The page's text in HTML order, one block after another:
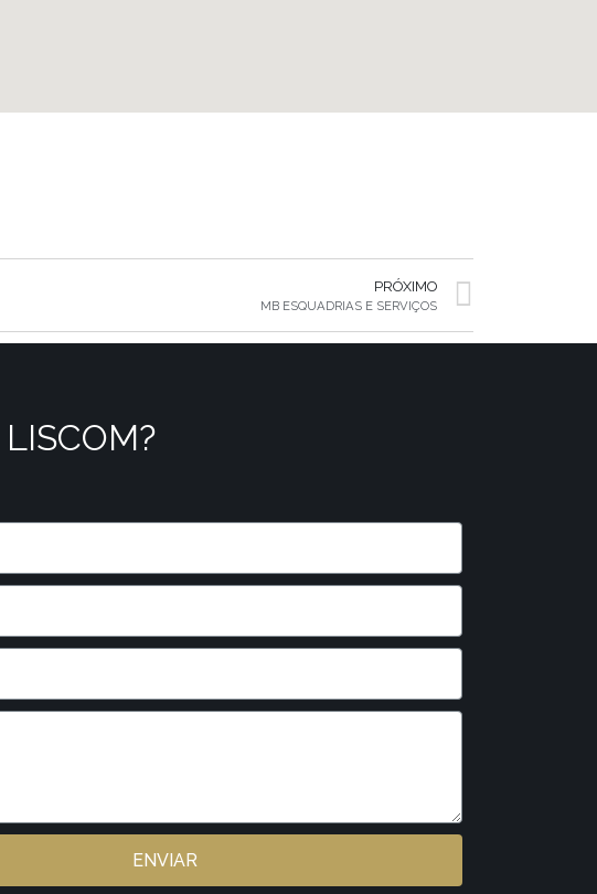
PRÓXIMO
MB ESQUADRIAS E SERVIÇOS
ENVIAR